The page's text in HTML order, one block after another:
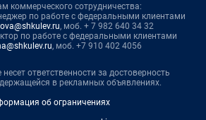
коммерческого сотрудничества:
по работе с федеральными клиентами
, моб. + 7 982 640 34 32
по работе с федеральными клиентами
, моб. +7 910 402 4056
ответственности за достоверность
в рекламных объявлениях.
об ограничениях